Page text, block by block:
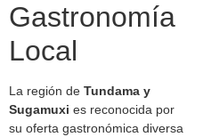
Gastronomía
Local
La región de Tundama y
Sugamuxi es reconocida por
su oferta gastronómica diversa